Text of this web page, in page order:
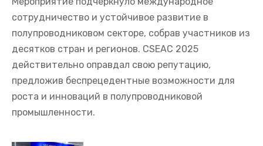
сотрудничество и устойчивое развитие в
полупроводниковом секторе, собрав участников из
десятков стран и регионов. CSEAC 2025
действительно оправдал свою репутацию,
предложив беспрецедентные возможности для
роста и инноваций в полупроводниковой
промышленности.